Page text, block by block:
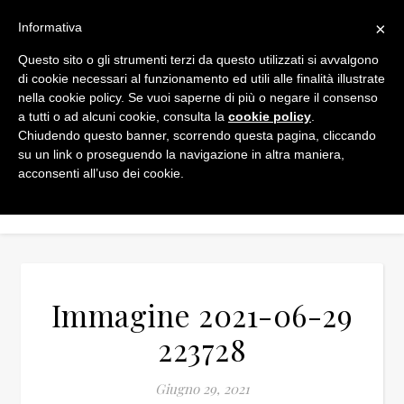
Immagine 2021-06-29
223728
Giugno 29, 2021
×
Informativa
Questo sito o gli strumenti terzi da questo utilizzati si avvalgono
di cookie necessari al funzionamento ed utili alle finalità illustrate
nella cookie policy. Se vuoi saperne di più o negare il consenso
a tutti o ad alcuni cookie, consulta la cookie policy
Chiudendo questo banner, scorrendo questa pagina, cliccando
su un link o proseguendo la navigazione in altra maniera,
acconsenti all’uso dei cookie.